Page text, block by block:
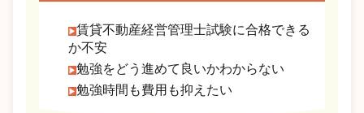
賃貸不動産経営管理士試験に合格できる
か不安
勉強をどう進めて良いかわからない
勉強時間も費用も抑えたい